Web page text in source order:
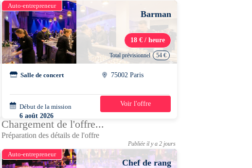
Auto-entrepreneur
Barman
18 € / heure
Total prévisionnel 54 €
Salle de concert 75002 Paris
Début de la mission
6 août 2026
19h00 - 22h00
1 jour
Voir l'offre
Chargement de l'offre...
Préparation des détails de l'offre
Publiée il y a 2 jours
Auto-entrepreneur
Chef de rang